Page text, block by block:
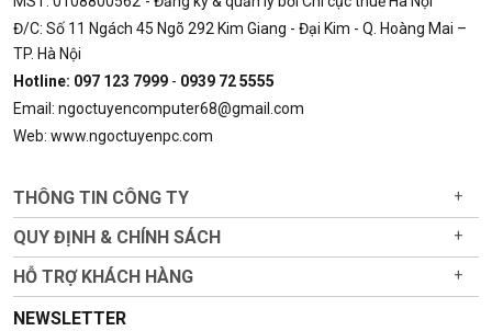
Đ/C: Số 11 Ngách 45 Ngõ 292 Kim Giang - Đại Kim - Q. Hoàng Mai –
TP. Hà Nội
Hotline: 097 123 7999 - 0939 72 5555
Email: ngoctuyencomputer68@gmail.com
Web: www.ngoctuyenpc.com
THÔNG TIN CÔNG TY +
QUY ĐỊNH & CHÍNH SÁCH +
HỖ TRỢ KHÁCH HÀNG +
NEWSLETTER